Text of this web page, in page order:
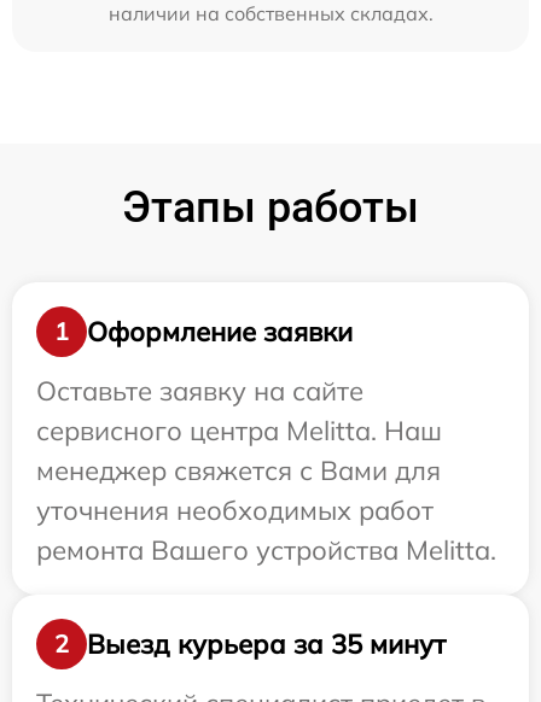
наличии на собственных складах.
Этапы работы
1
Оформление заявки
Оставьте заявку на сайте
сервисного центра Melitta. Наш
менеджер свяжется с Вами для
уточнения необходимых работ
ремонта Вашего устройства Melitta.
2
Выезд курьера за 35 минут